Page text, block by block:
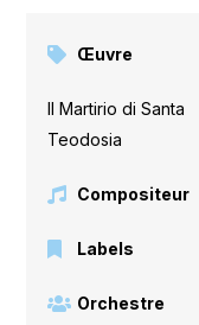
Œuvre
Il Martirio di Santa
Teodosia
Compositeur
Labels
Orchestre